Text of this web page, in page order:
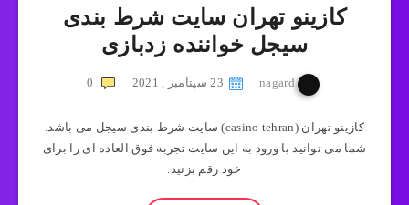
کازینو تهران سایت شرط بندی
سیجل خواننده زدبازی
nagard 23 سپتامبر , 2021 0
کازینو تهران (casino tehran) سایت شرط بندی سیجل می باشد.
شما می توانید با ورود به این سایت تجربه فوق العاده ای را برای
خود رقم بزنید.